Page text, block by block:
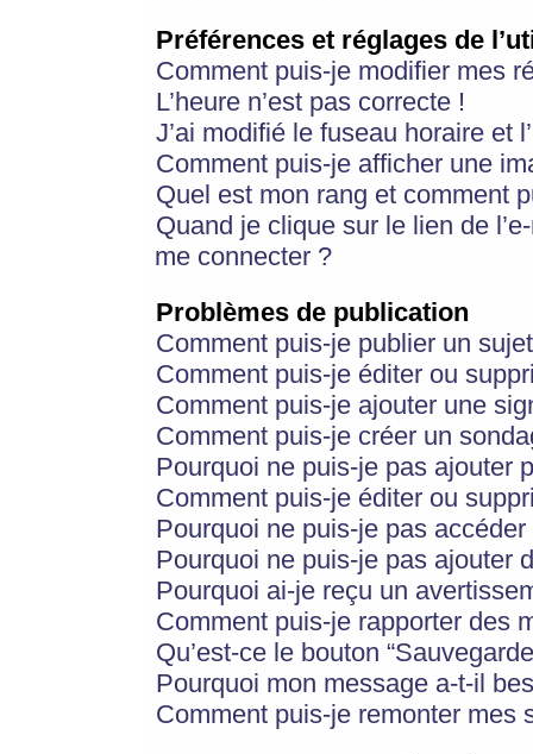
Préférences et réglages de
Comment puis-je modifier mes
L’heure n’est pas correcte !
J’ai modifié le fuseau horaire et
Comment puis-je afficher une
Quel est mon rang et comment
Quand je clique sur le lien de
me connecter ?
Problèmes de publication
Comment puis-je publier un
Comment puis-je éditer ou
Comment puis-je ajouter une
Comment puis-je créer un
Pourquoi ne puis-je pas ajouter
Comment puis-je éditer ou
Pourquoi ne puis-je pas
Pourquoi ne puis-je pas ajouter
Pourquoi ai-je reçu un
Comment puis-je rapporter des
Qu’est-ce le bouton
Pourquoi mon message a-t-il
Comment puis-je remonter mes